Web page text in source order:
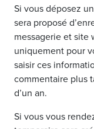
Si vous déposez
sera proposé
messagerie et site
uniquement pour
saisir ces
commentaire plus
d’un an.
Si vous vous